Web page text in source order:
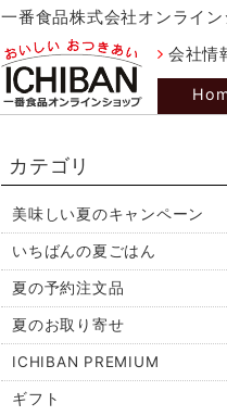
一番食品株式会社オンライ
会社情
カテゴリ
美味しい夏のキャンペーン
いちばんの夏ごはん
夏の予約注文品
夏のお取り寄せ
ICHIBAN PREMIUM
ギフト